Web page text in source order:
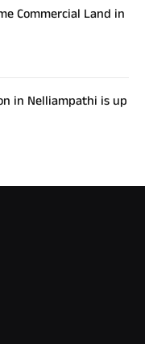
Commercial Land in
in Nelliampathi is up